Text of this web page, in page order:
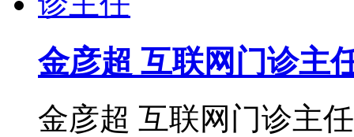
金彦超 互联网门诊主
金彦超 互联网门诊主